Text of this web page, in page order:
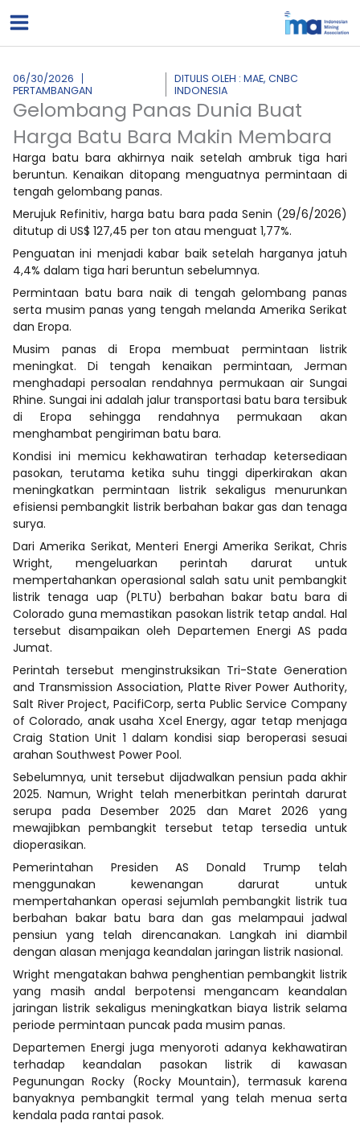
ke
06/30/2026
PERTAMBANGAN
DITULIS OLEH : MAE, CNBC
INDONESIA
Gelombang Panas Dunia Buat
Harga Batu Bara Makin Membara
Harga batu bara akhirnya naik setelah ambruk tiga hari
beruntun. Kenaikan ditopang menguatnya permintaan di
tengah gelombang panas.
Merujuk Refinitiv, harga batu bara pada Senin (29/6/2026)
ditutup di US$ 127,45 per ton atau menguat 1,77%.
Penguatan ini menjadi kabar baik setelah harganya jatuh
4,4% dalam tiga hari beruntun sebelumnya.
Permintaan batu bara naik di tengah gelombang panas
serta musim panas yang tengah melanda Amerika Serikat
dan Eropa.
Musim panas di Eropa membuat permintaan listrik
meningkat. Di tengah kenaikan permintaan, Jerman
menghadapi persoalan rendahnya permukaan air Sungai
Rhine. Sungai ini adalah jalur transportasi batu bara tersibuk
di Eropa sehingga rendahnya permukaan akan
menghambat pengiriman batu bara.
Kondisi ini memicu kekhawatiran terhadap ketersediaan
pasokan, terutama ketika suhu tinggi diperkirakan akan
meningkatkan permintaan listrik sekaligus menurunkan
efisiensi pembangkit listrik berbahan bakar gas dan tenaga
surya.
Dari Amerika Serikat, Menteri Energi Amerika Serikat, Chris
Wright, mengeluarkan perintah darurat untuk
mempertahankan operasional salah satu unit pembangkit
listrik tenaga uap (PLTU) berbahan bakar batu bara di
Colorado guna memastikan pasokan listrik tetap andal. Hal
tersebut disampaikan oleh Departemen Energi AS pada
Jumat.
Perintah tersebut menginstruksikan Tri-State Generation
and Transmission Association, Platte River Power Authority,
Salt River Project, PacifiCorp, serta Public Service Company
of Colorado, anak usaha Xcel Energy, agar tetap menjaga
Craig Station Unit 1 dalam kondisi siap beroperasi sesuai
arahan Southwest Power Pool.
Sebelumnya, unit tersebut dijadwalkan pensiun pada akhir
2025. Namun, Wright telah menerbitkan perintah darurat
serupa pada Desember 2025 dan Maret 2026 yang
mewajibkan pembangkit tersebut tetap tersedia untuk
dioperasikan.
Pemerintahan Presiden AS Donald Trump telah
menggunakan kewenangan darurat untuk
mempertahankan operasi sejumlah pembangkit listrik tua
berbahan bakar batu bara dan gas melampaui jadwal
pensiun yang telah direncanakan. Langkah ini diambil
dengan alasan menjaga keandalan jaringan listrik nasional.
Wright mengatakan bahwa penghentian pembangkit listrik
yang masih andal berpotensi mengancam keandalan
jaringan listrik sekaligus meningkatkan biaya listrik selama
periode permintaan puncak pada musim panas.
Departemen Energi juga menyoroti adanya kekhawatiran
terhadap keandalan pasokan listrik di kawasan
Pegunungan Rocky (Rocky Mountain), termasuk karena
banyaknya pembangkit termal yang telah menua serta
kendala pada rantai pasok.